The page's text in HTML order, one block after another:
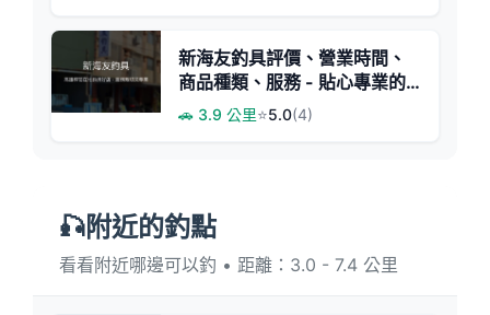
新海友釣具評價、營業時間、
商品種類、服務 - 貼心專業的
在地釣具店
🚗 3.9 公里⭐5.0(4)
🎣附近的釣點
看看附近哪邊可以釣 • 距離：3.0 - 7.4 公里